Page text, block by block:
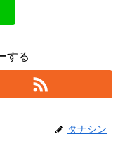
する
タナシン